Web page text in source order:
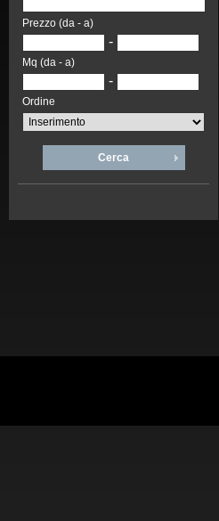
Prezzo (da - a)
-
Mq (da - a)
-
Ordine
Cerca